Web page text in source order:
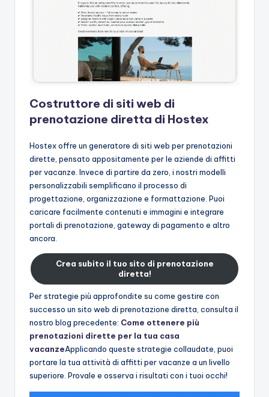
Costruttore di siti web di
prenotazione diretta di Hostex
Hostex offre un generatore di siti web per prenotazioni
dirette, pensato appositamente per le aziende di affitti
per vacanze. Invece di partire da zero, i nostri modelli
personalizzabili semplificano il processo di
progettazione, organizzazione e formattazione. Puoi
caricare facilmente contenuti e immagini e integrare
portali di prenotazione, gateway di pagamento e altro
ancora.
Crea subito il tuo sito di prenotazione
diretta!
Per strategie più approfondite su come gestire con
successo un sito web di prenotazione diretta, consulta il
nostro blog precedente: Come ottenere più
prenotazioni dirette per la tua casa
vacanzeApplicando queste strategie collaudate, puoi
portare la tua attività di affitti per vacanze a un livello
superiore. Provale e osserva i risultati con i tuoi occhi!